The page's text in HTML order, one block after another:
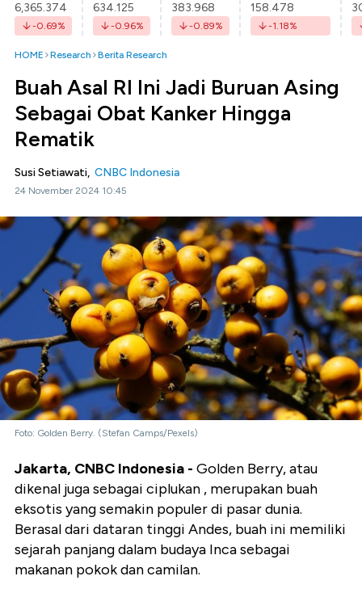
6,365.374
-0.69%
634.125
-0.96%
383.968
-0.89%
158.478
-1.18%
HOME Research Berita Research
Buah Asal RI Ini Jadi Buruan Asing
Sebagai Obat Kanker Hingga
Rematik
Susi Setiawati, CNBC Indonesia
24 November 2024 10:45
Foto: Golden Berry. (Stefan Camps/Pexels)
Jakarta, CNBC Indonesia - Golden Berry, atau
dikenal juga sebagai ciplukan , merupakan buah
eksotis yang semakin populer di pasar dunia.
Berasal dari dataran tinggi Andes, buah ini memiliki
sejarah panjang dalam budaya Inca sebagai
makanan pokok dan camilan.